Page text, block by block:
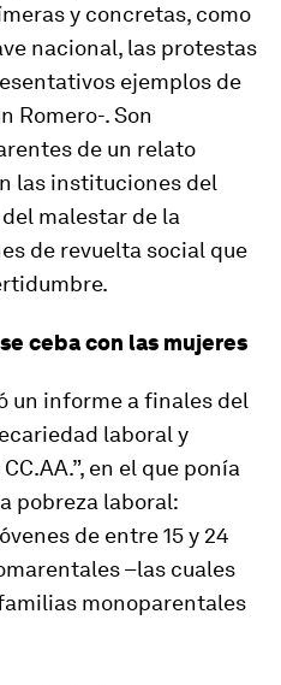
y concretas, como
nacional, las protestas
ejemplos de
Romero-. Son
de un relato
las instituciones del
malestar de la
de revuelta social que
ceba con las mujeres
un informe a finales del
laboral y
en el que ponía
pobreza laboral:
de entre 15 y 24
–las cuales
monoparentales